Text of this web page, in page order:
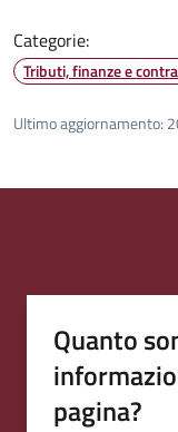
Categorie:
Tributi, finanze e
Ultimo aggiornamento:
Quanto
pagina?